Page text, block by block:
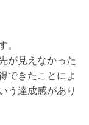
。
が見えなかった
できたことによ
う達成感があり